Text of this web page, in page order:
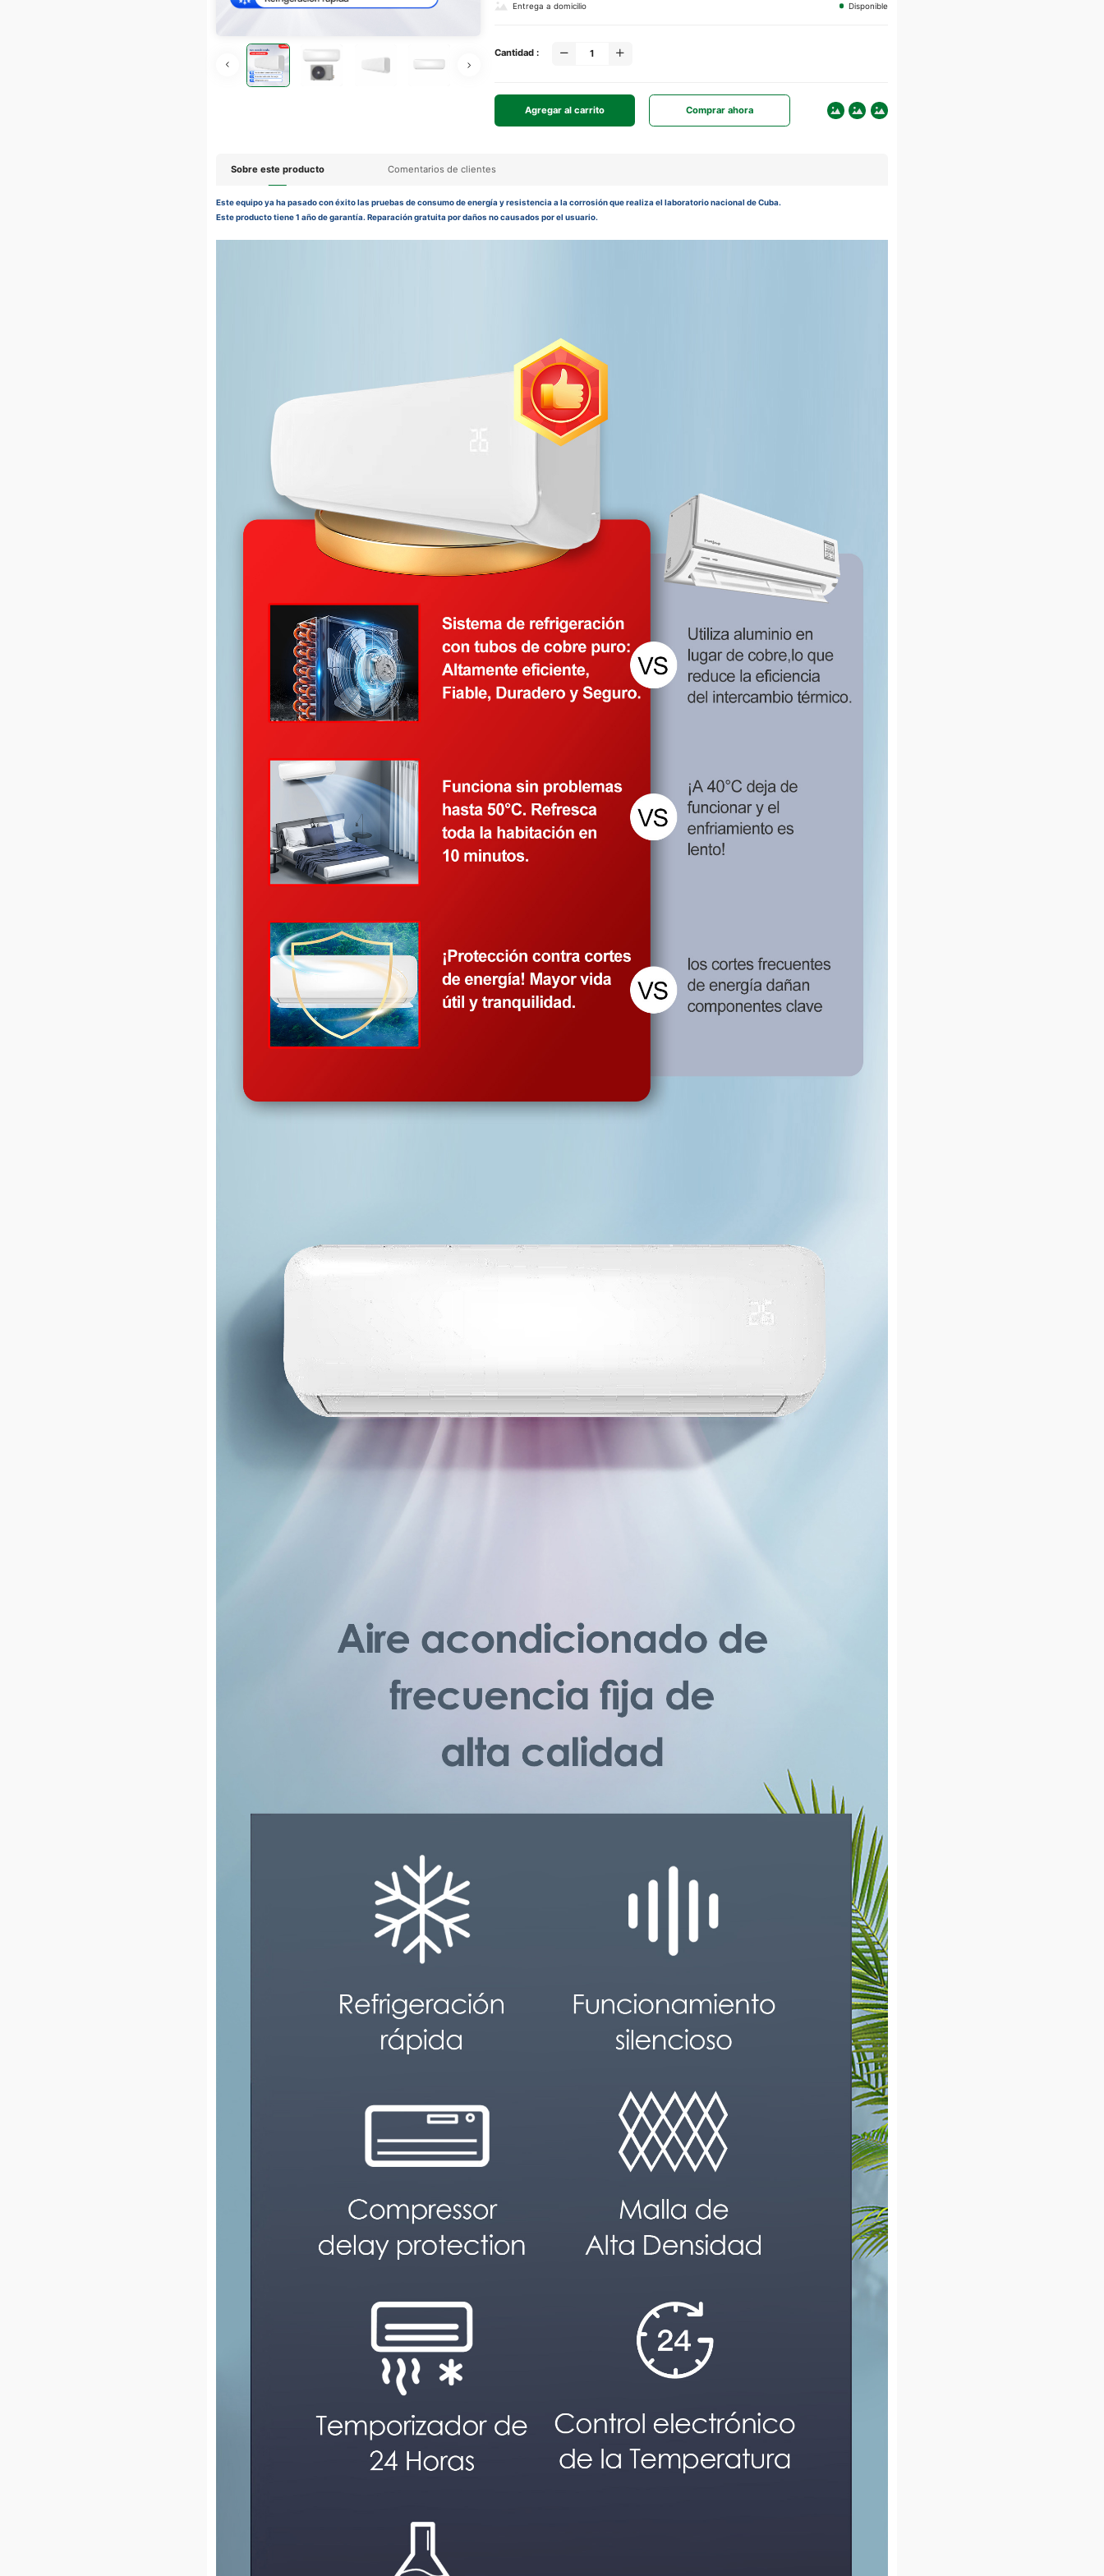
Entrega a domicilio
Disponible
Cantidad :
Agregar al carrito Comprar ahora
Sobre este producto Comentarios de clientes
Este equipo ya ha pasado con éxito las pruebas de consumo de energía y resistencia a la corrosión que realiza el laboratorio nacional de Cuba.
Este producto tiene 1 año de garantía. Reparación gratuita por daños no causados por el usuario.